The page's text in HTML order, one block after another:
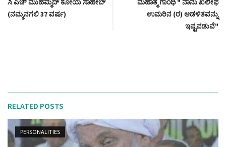
ಸಿ ಎಚ್ ಮುಹಮ್ಮದ್ ಕೋಯ ಸಾಹೇಬ್
(ನಮ್ಮನಗಲಿ 37 ವರ್ಷ)
ಮಹಾತ್ಮ ಗಾಂಧಿ " ನಾನು ಖಲೀಫ
ಉಮರಿನ (ರ) ಆಡಳಿತವನ್ನು
ಇಷ್ಟಪಡುವೆ"
RELATED POSTS
PERSONALITIES